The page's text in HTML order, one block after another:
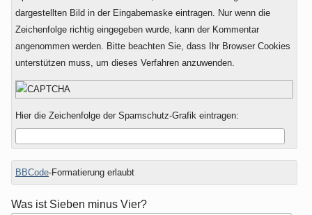
dargestellten Bild in der Eingabemaske eintragen. Nur wenn die
Zeichenfolge richtig eingegeben wurde, kann der Kommentar
angenommen werden. Bitte beachten Sie, dass Ihr Browser Cookies
unterstützen muss, um dieses Verfahren anzuwenden.
Hier die Zeichenfolge der Spamschutz-Grafik eintragen:
BBCode-Formatierung erlaubt
Was ist Sieben minus Vier?